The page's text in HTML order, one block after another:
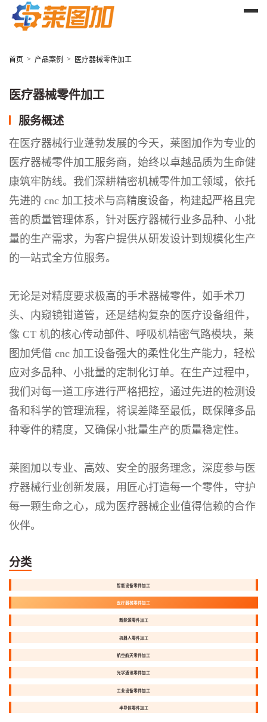
首页 > 产品案例 > 医疗器械零件加工
医疗器械零件加工
服务概述
在医疗器械行业蓬勃发展的今天，莱图加作为专业的
医疗器械零件加工服务商，始终以卓越品质为生命健
康筑牢防线。我们深耕精密机械零件加工领域，依托
先进的 cnc 加工技术与高精度设备，构建起严格且完
善的质量管理体系，针对医疗器械行业多品种、小批
量的生产需求，为客户提供从研发设计到规模化生产
的一站式全方位服务。
无论是对精度要求极高的手术器械零件，如手术刀
头、内窥镜钳道管，还是结构复杂的医疗设备组件，
像 CT 机的核心传动部件、呼吸机精密气路模块，莱
图加凭借 cnc 加工设备强大的柔性化生产能力，轻松
应对多品种、小批量的定制化订单。在生产过程中，
我们对每一道工序进行严格把控，通过先进的检测设
备和科学的管理流程，将误差降至最低，既保障多品
种零件的精度，又确保小批量生产的质量稳定性。
莱图加以专业、高效、安全的服务理念，深度参与医
疗器械行业创新发展，用匠心打造每一个零件，守护
每一颗生命之心，成为医疗器械企业值得信赖的合作
伙伴。
分类
智能设备零件加工
医疗器械零件加工
新能源零件加工
机器人零件加工
航空航天零件加工
光学通讯零件加工
工业设备零件加工
半导体零件加工